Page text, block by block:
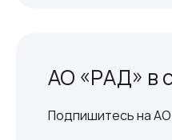
АО «РАД» в
Подпишитесь на АО